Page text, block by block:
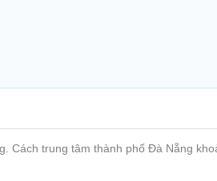
Cách trung tâm thành phố Đà Nẵng